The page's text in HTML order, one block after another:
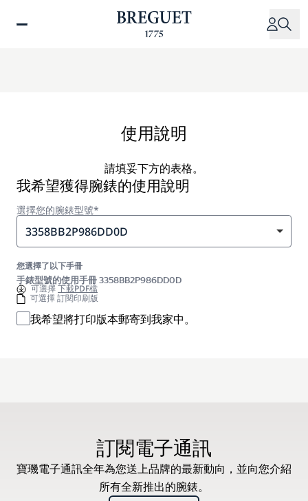
使用說明
請填妥下方的表格。
我希望獲得腕錶的使用說明
選擇您的腕錶型號*
3358BB2P986DD0D
您選擇了以下手冊
手錶型號的使用手冊 3358BB2P986DD0D
可選擇下載PDF檔
可選擇 訂閱印刷版
我希望將打印版本郵寄到我家中。
訂閱電子通訊
寶璣電子通訊全年為您送上品牌的最新動向，並向您介紹
所有全新推出的腕錶。